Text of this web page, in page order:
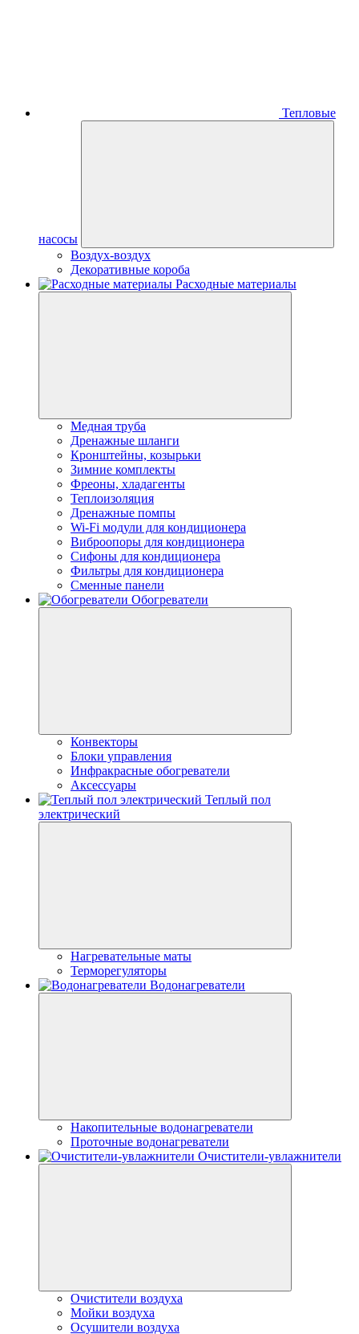
Тепловые
насосы
Воздух-воздух
Декоративные короба
Расходные материалы
Медная труба
Дренажные шланги
Кронштейны, козырьки
Зимние комплекты
Фреоны, хладагенты
Теплоизоляция
Дренажные помпы
Wi-Fi модули для кондиционера
Виброопоры для кондиционера
Сифоны для кондиционера
Фильтры для кондиционера
Сменные панели
Обогреватели
Конвекторы
Блоки управления
Инфракрасные обогреватели
Аксессуары
Теплый пол
электрический
Нагревательные маты
Терморегуляторы
Водонагреватели
Накопительные водонагреватели
Проточные водонагреватели
Очистители-увлажнители
Очистители воздуха
Мойки воздуха
Осушители воздуха